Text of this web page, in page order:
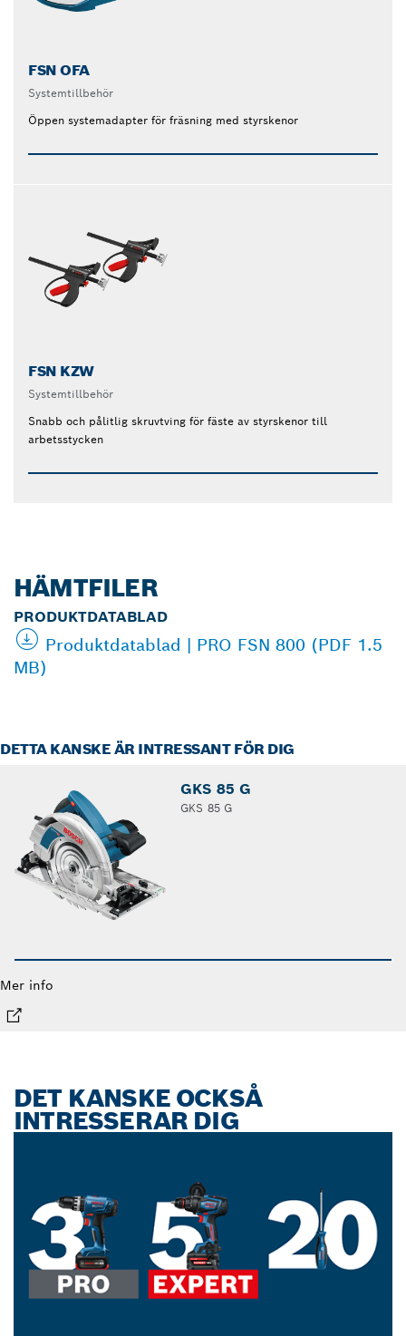
FSN OFA
Systemtillbehör
Öppen systemadapter för fräsning med styrskenor
FSN KZW
Systemtillbehör
Snabb och pålitlig skruvtving för fäste av styrskenor till
arbetsstycken
HÄMTFILER
PRODUKTDATABLAD
Produktdatablad | PRO FSN 800 (PDF 1.5
MB)
DETTA KANSKE ÄR INTRESSANT FÖR DIG
GKS 85 G
GKS 85 G
Mer info
DET KANSKE OCKSÅ
INTRESSERAR DIG